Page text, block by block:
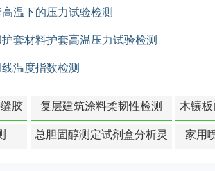
温下的压力试验检测
套材料护套高温压力试验检测
温度指数检测
胶
复层建筑涂料柔韧性检测 木镶
总胆固醇测定试剂盒分析灵
家用